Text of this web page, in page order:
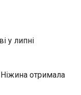
у липні
отримала